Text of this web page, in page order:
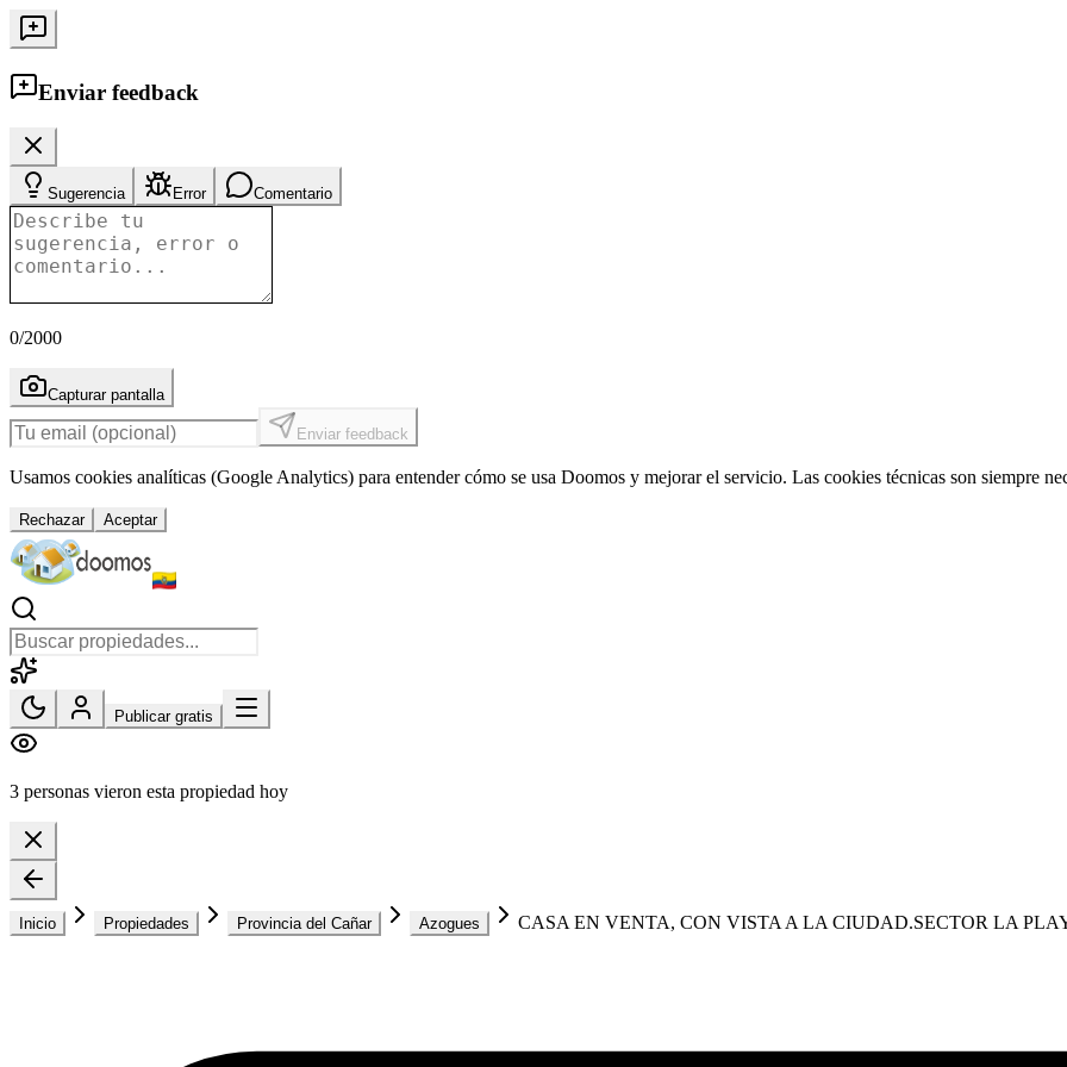
Enviar feedback
Sugerencia Error Comentario
0/2000
Capturar pantalla
Enviar feedback
Usamos cookies analíticas (Google Analytics) para entender cómo se usa Doomos y mejorar el servicio. Las cookies técnicas son siempre
Rechazar Aceptar
Publicar gratis
3 personas vieron esta propiedad hoy
Inicio Propiedades Provincia del Cañar Azogues CASA EN VENTA, CON VISTA A LA CIUDAD.SECTOR LA